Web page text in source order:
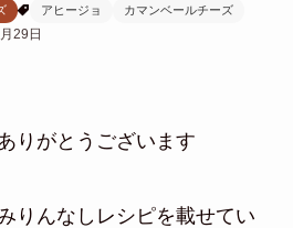
アヒージョ カマンベールチーズ
29日
りがとうございます
りんなしレシピを載せてい